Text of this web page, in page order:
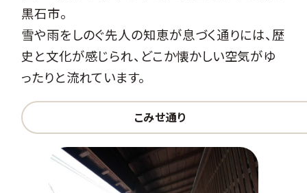
黒石市。
雪や雨をしのぐ先人の知恵が息づく通りには、歴
史と文化が感じられ、どこか懐かしい空気がゆ
ったりと流れています。
こみせ通り